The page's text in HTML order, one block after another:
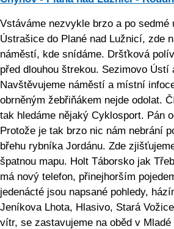
Vstáváme nezvykle brzo a po
Ústrašice do Plané nad Lužnicí, zde
náměstí, kde snídáme. Dršťková
před dlouhou štrekou. Sezimovo
Navštěvujeme náměstí a místní
obrněným žebřiňákem nejde odolat.
tak hledáme nějaký Cyklosport. Pán
Protože je tak brzo nic nám nebrání
břehu rybníka Jordánu. Zde
špatnou mapu. Holt Táborsko jak
má nový telefon, přinejhorším
jedenácté jsou napsané pohledy,
Jeníkova Lhota, Hlasivo, Stará
vítr, se zastavujeme na oběd v